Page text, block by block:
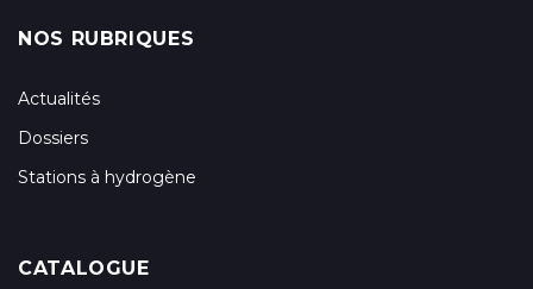
NOS RUBRIQUES
Actualités
Dossiers
Stations à hydrogène
CATALOGUE